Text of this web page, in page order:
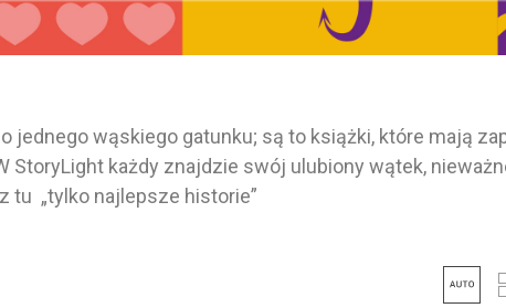
jednego wąskiego gatunku; są to książki, które mają
StoryLight każdy znajdzie swój ulubiony wątek,
tu „tylko najlepsze historie”